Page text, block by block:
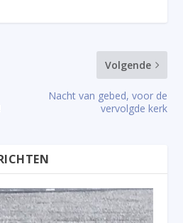
Volgende
Nacht van gebed, voor de
vervolgde kerk